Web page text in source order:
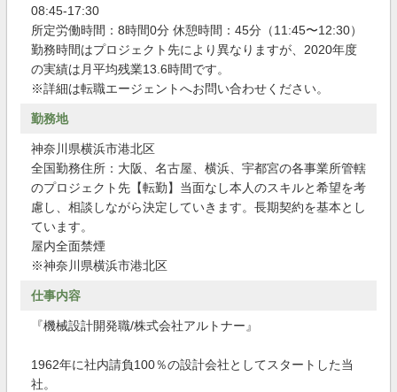
08:45-17:30
所定労働時間：8時間0分 休憩時間：45分（11:45〜12:30）
勤務時間はプロジェクト先により異なりますが、2020年度
の実績は月平均残業13.6時間です。
※詳細は転職エージェントへお問い合わせください。
勤務地
神奈川県横浜市港北区
全国勤務住所：大阪、名古屋、横浜、宇都宮の各事業所管轄
のプロジェクト先【転勤】当面なし本人のスキルと希望を考
慮し、相談しながら決定していきます。長期契約を基本とし
ています。
屋内全面禁煙
※神奈川県横浜市港北区
仕事内容
『機械設計開発職/株式会社アルトナー』
1962年に社内請負100％の設計会社としてスタートした当
社。